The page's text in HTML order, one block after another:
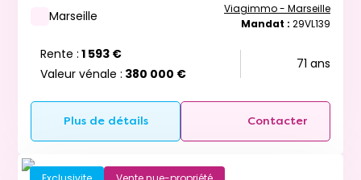
Marseille
Viagimmo - Marseille
Mandat : 29VL139
Rente : 1 593 €
Valeur vénale : 380 000 €
71 ans
Plus de détails Contacter